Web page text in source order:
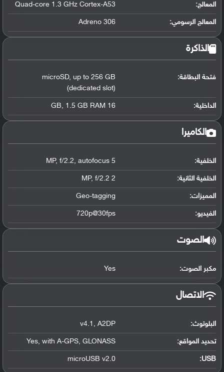
المعالج:
Quad-core 1.3 GHz Cortex-A53
المعالج الرسومي:
Adreno 306
الذاكرة
فتحة البطاقة: microSD, up to 256 GB
(dedicated slot)
الداخلية: 16 GB
, 1.5 GB RAM
الكاميرا
الخلفية: 5 MP
, f/2.2, autofocus
الخلفية الثانية: 2 MP
, f/2.2
المميزات: Geo-tagging
الفيديو: 720p@30fps
الصوت
مكبر الصوت: Yes
الاتصال
البلوتوث:
v4.1 , A2DP
تحديد المواقع:
Yes, with A-GPS, GLONASS
USB
:
microUSB v2.0